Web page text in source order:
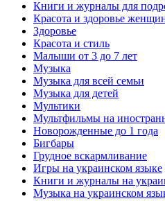
Книги и журналы для
Красота и здоровье
Здоровье
Красота и стиль
Малыши от 3 до 7 лет
Музыка
Музыка для всей семьи
Музыка для детей
Мультики
Мультфильмы на
Новорожденные до 1 года
Бигбары
Грудное вскармливание
Игры на украинском языке
Книги и журналы на
Музыка на украинском